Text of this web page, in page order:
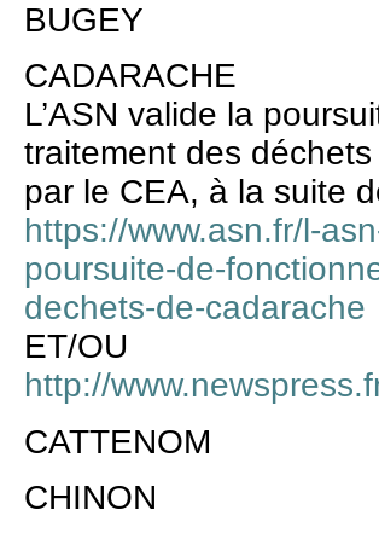
BUGEY
CADARACHE
L’ASN valide la
traitement des
par le CEA, à la suite
https://www.asn.fr/l-
poursuite-de-
dechets-de-cadarache
ET/OU
http://
CATTENOM
CHINON